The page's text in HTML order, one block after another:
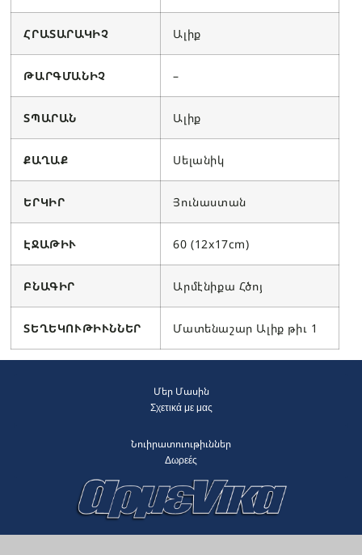
ՀՐԱՏԱՐԱԿԻՉ Ալիք
ԹԱՐԳՄԱՆԻՉ –
ՏՊԱՐԱՆ Ալիք
ՔԱՂԱՔ Սելանիկ
ԵՐԿԻՐ Յունաստան
ԷՋԱԹԻՒ 60 (12x17cm)
ԲՆԱԳԻՐ Արմէնիքա Հծոյ
ՏԵՂԵԿՈՒԹԻՒՆՆԵՐ Մատենաշար Ալիք թիւ 1
Մեր Մասին
Σχετικά με μας
Նուիրատուութիւններ
Δωρεές